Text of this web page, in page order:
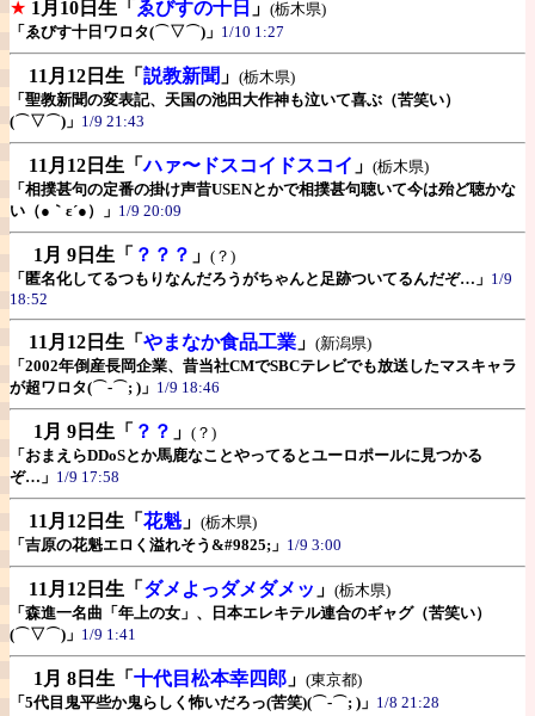
★ 1月10日生 「 ゑびすの十日 」 (栃木県)
「ゑびす十日ワロタ(⌒▽⌒)」 1/10 1:27
11月12日生 「 説教新聞 」 (栃木県)
「聖教新聞の変表記、天国の池田大作神も泣いて喜ぶ（苦笑い）
(⌒▽⌒)」 1/9 21:43
11月12日生 「ハァ〜ドスコイドスコイ 」 (栃木県)
「相撲甚句の定番の掛け声昔USENとかで相撲甚句聴いて今は殆ど聴かな
い（●｀ε´●）」 1/9 20:09
1月 9日生 「 ？？？ 」 (？)
「匿名化してるつもりなんだろうがちゃんと足跡ついてるんだぞ…」 1/9
18:52
11月12日生 「 やまなか食品工業 」 (新潟県)
「2002年倒産長岡企業、昔当社CMでSBCテレビでも放送したマスキャラ
が超ワロタ(⌒-⌒; )」 1/9 18:46
1月 9日生 「 ？？ 」 (？)
「おまえらDDoSとか馬鹿なことやってるとユーロポールに見つかる
ぞ…」 1/9 17:58
11月12日生 「 花魁 」 (栃木県)
「吉原の花魁エロく溢れそう&#9825;」 1/9 3:00
11月12日生 「 ダメよっダメダメッ 」 (栃木県)
「森進一名曲「年上の女」、日本エレキテル連合のギャグ（苦笑い）
(⌒▽⌒)」 1/9 1:41
1月 8日生 「 十代目松本幸四郎 」 (東京都)
「5代目鬼平些か鬼らしく怖いだろっ(苦笑)(⌒-⌒; )」 1/8 21:28